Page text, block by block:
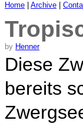
Home Archive
by Henner
Diese
bereits